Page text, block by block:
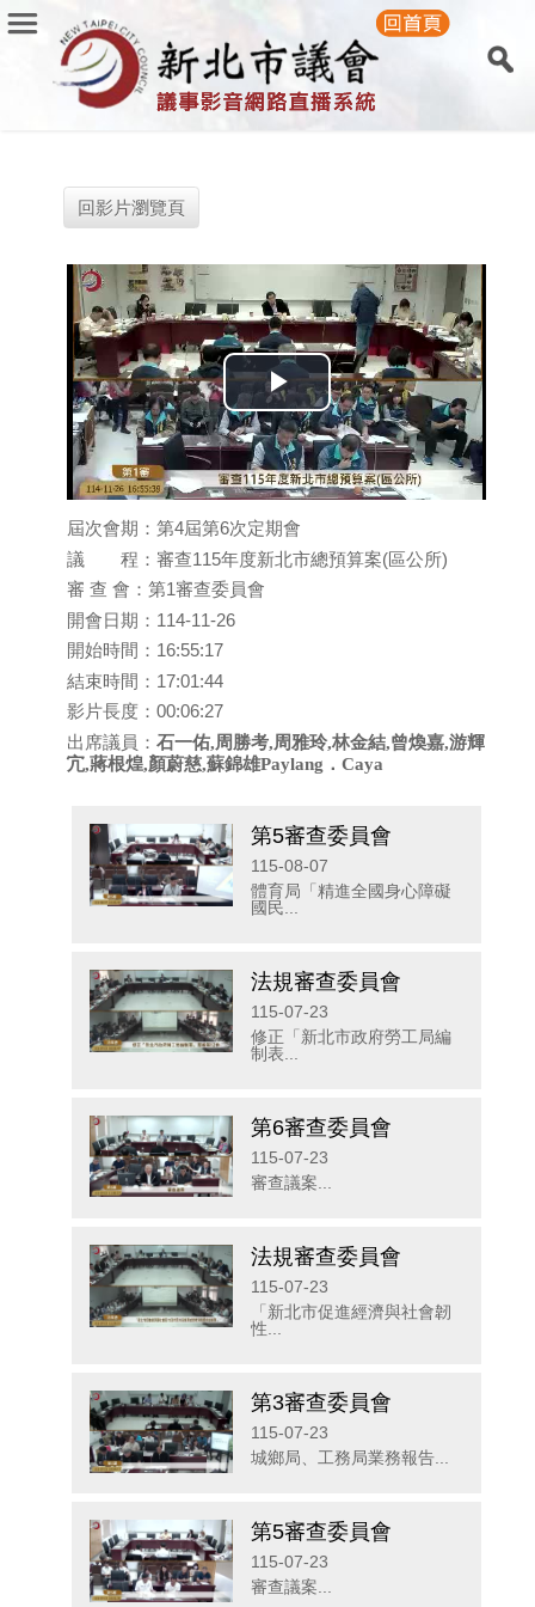
回影片瀏覽頁
Play
Video
屆次會期：第4屆第6次定期會
議 程：審查115年度新北市總預算案(區公所)
審 查 會：第1審查委員會
開會日期：114-11-26
開始時間：16:55:17
結束時間：17:01:44
影片長度：00:06:27
出席議員：石一佑,周勝考,周雅玲,林金結,曾煥嘉,游輝
宂,蔣根煌,顏蔚慈,蘇錦雄Paylang．Caya
第5審查委員會
115-08-07
體育局「精進全國身心障礙
國民...
法規審查委員會
115-07-23
修正「新北市政府勞工局編
制表...
第6審查委員會
115-07-23
審查議案...
法規審查委員會
115-07-23
「新北市促進經濟與社會韌
性...
第3審查委員會
115-07-23
城鄉局、工務局業務報告...
第5審查委員會
115-07-23
審查議案...